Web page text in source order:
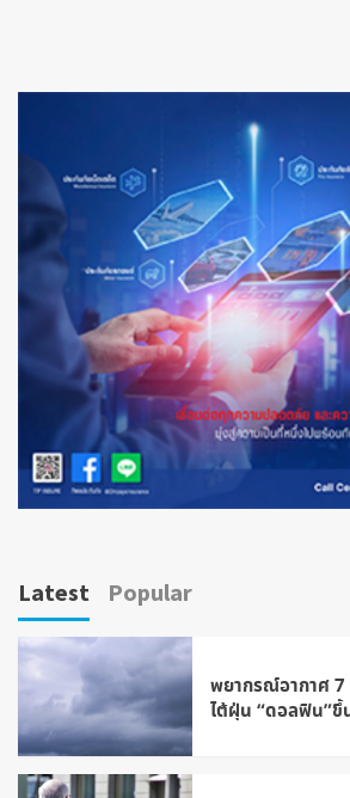
Latest Popular
พยากรณ์อากาศ
ไต้ฝุ่น “ดอลฟิน”ขึ้